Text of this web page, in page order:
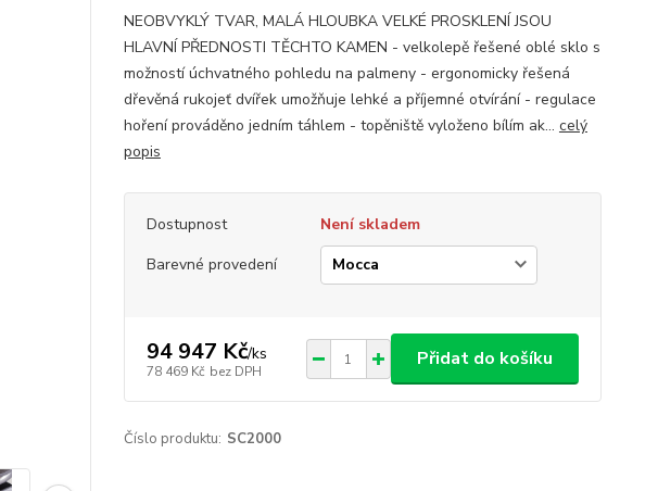
NEOBVYKLÝ TVAR, MALÁ HLOUBKA VELKÉ PROSKLENÍ JSOU
HLAVNÍ PŘEDNOSTI TĚCHTO KAMEN - velkolepě řešené oblé sklo s
možností úchvatného pohledu na palmeny - ergonomicky řešená
dřevěná rukojeť dvířek umožňuje lehké a příjemné otvírání - regulace
hoření prováděno jedním táhlem - topěniště vyloženo bílím ak... celý
popis
Dostupnost
Není skladem
Barevné provedení
94 947 Kč/ks
78 469 Kč bez DPH
Přidat do košíku
Číslo produktu: SC2000